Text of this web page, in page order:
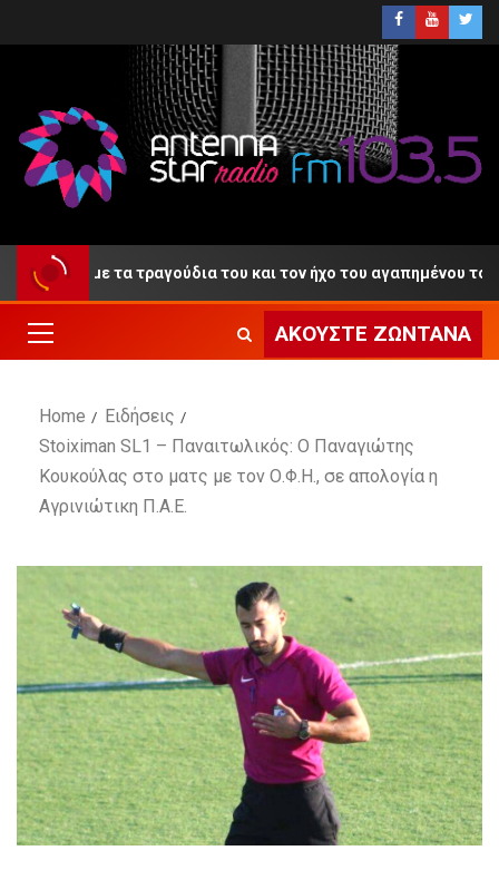
με τα τραγούδια του και τον ήχο του αγαπημένου του
ΑΚΟΎΣΤΕ ΖΩΝΤΑΝΆ
Home
Ειδήσεις
Stoiximan SL1 – Παναιτωλικός: Ο Παναγιώτης
Κουκούλας στο ματς με τον Ο.Φ.Η., σε απολογία η
Αγρινιώτικη Π.Α.Ε.